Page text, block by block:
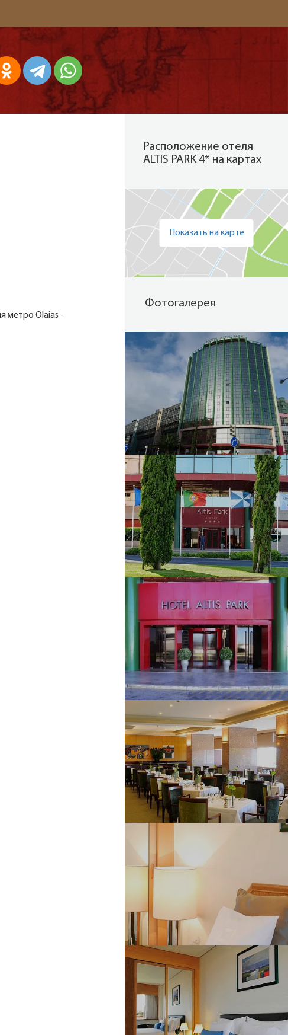
метро Olaias -
Расположение отеля
ALTIS PARK 4* на картах
Показать на карте
Фотогалерея